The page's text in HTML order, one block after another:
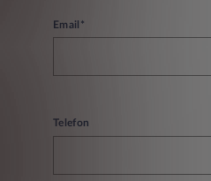
Email*
Telefon